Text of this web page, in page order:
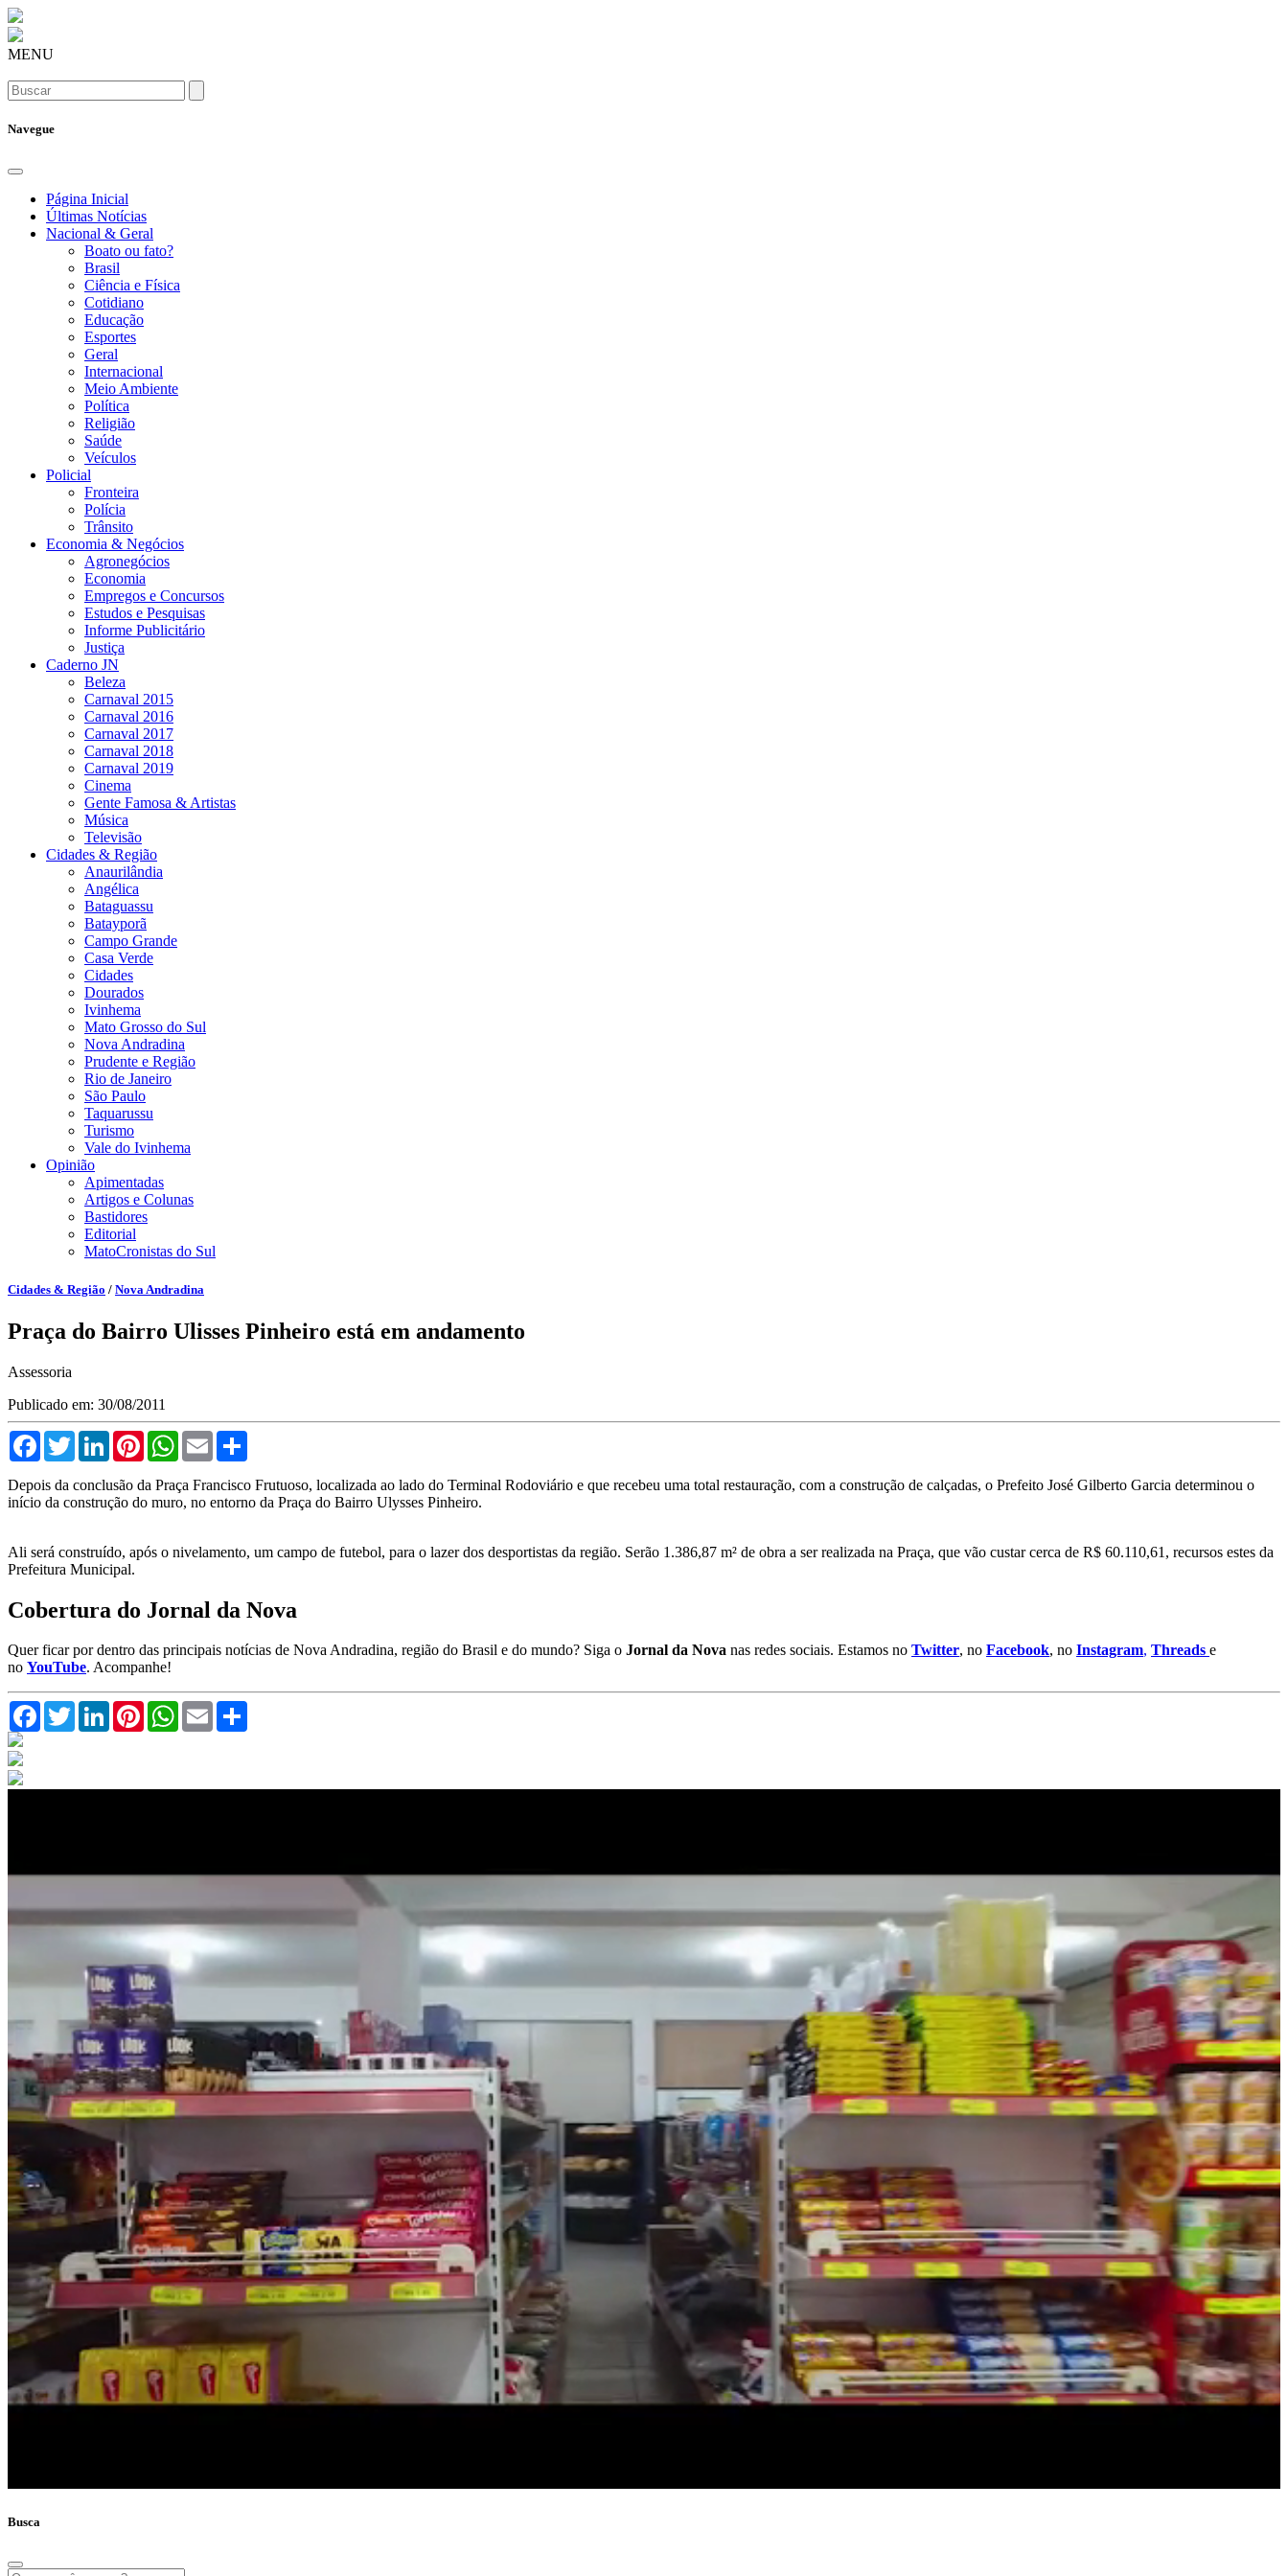
MENU
Navegue
Página Inicial
Últimas Notícias
Nacional & Geral
Boato ou fato?
Brasil
Ciência e Física
Cotidiano
Educação
Esportes
Geral
Internacional
Meio Ambiente
Política
Religião
Saúde
Veículos
Policial
Fronteira
Polícia
Trânsito
Economia & Negócios
Agronegócios
Economia
Empregos e Concursos
Estudos e Pesquisas
Informe Publicitário
Justiça
Caderno JN
Beleza
Carnaval 2015
Carnaval 2016
Carnaval 2017
Carnaval 2018
Carnaval 2019
Cinema
Gente Famosa & Artistas
Música
Televisão
Cidades & Região
Anaurilândia
Angélica
Bataguassu
Batayporã
Campo Grande
Casa Verde
Cidades
Dourados
Ivinhema
Mato Grosso do Sul
Nova Andradina
Prudente e Região
Rio de Janeiro
São Paulo
Taquarussu
Turismo
Vale do Ivinhema
Opinião
Apimentadas
Artigos e Colunas
Bastidores
Editorial
MatoCronistas do Sul
Cidades & Região / Nova Andradina
Praça do Bairro Ulisses Pinheiro está em andamento
Assessoria
Publicado em: 30/08/2011
FacebookTwitterLinkedInPinterestWhatsApp
Email
Depois da conclusão da Praça Francisco Frutuoso, localizada ao lado do Terminal Rodoviário e que recebeu uma total restauração, com a construção de calçadas, o Prefeito José Gilberto Garcia determinou o
início da construção do muro, no entorno da Praça do Bairro Ulysses Pinheiro.
Ali será construído, após o nivelamento, um campo de futebol, para o lazer dos desportistas da região. Serão 1.386,87 m² de obra a ser realizada na Praça, que vão custar cerca de R$ 60.110,61, recursos estes da
Prefeitura Municipal.
Cobertura do Jornal da Nova
Quer ficar por dentro das principais notícias de Nova Andradina, região do Brasil e do mundo? Siga o Jornal da Nova nas redes sociais. Estamos no Twitter, no Facebook, no Instagram, Threads e
no YouTube. Acompanhe!
FacebookTwitterLinkedInPinterestWhatsApp
Email
Busca